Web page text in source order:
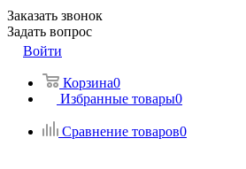
Заказать звонок
Задать вопрос
Войти
Корзина0
Избранные товары0
Сравнение товаров0